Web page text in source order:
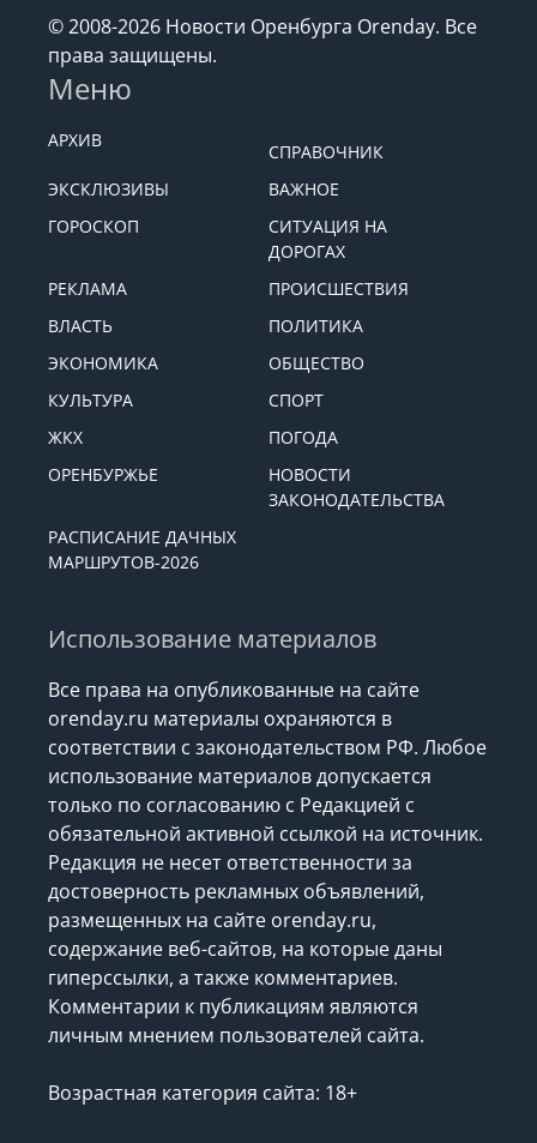
© 2008-2026 Новости Оренбурга Orenday. Все
права защищены.
Меню
АРХИВ
СПРАВОЧНИК
ЭКСКЛЮЗИВЫ
ВАЖНОЕ
ГОРОСКОП
СИТУАЦИЯ НА
ДОРОГАХ
РЕКЛАМА
ПРОИСШЕСТВИЯ
ВЛАСТЬ
ПОЛИТИКА
ЭКОНОМИКА
ОБЩЕСТВО
КУЛЬТУРА
СПОРТ
ЖКХ
ПОГОДА
ОРЕНБУРЖЬЕ
НОВОСТИ
ЗАКОНОДАТЕЛЬСТВА
РАСПИСАНИЕ ДАЧНЫХ
МАРШРУТОВ-2026
Использование материалов
Все права на опубликованные на сайте
orenday.ru материалы охраняются в
соответствии с законодательством РФ. Любое
использование материалов допускается
только по согласованию с Редакцией с
обязательной активной ссылкой на источник.
Редакция не несет ответственности за
достоверность рекламных объявлений,
размещенных на сайте orenday.ru,
содержание веб-сайтов, на которые даны
гиперссылки, а также комментариев.
Комментарии к публикациям являются
личным мнением пользователей сайта.
Возрастная категория сайта: 18+